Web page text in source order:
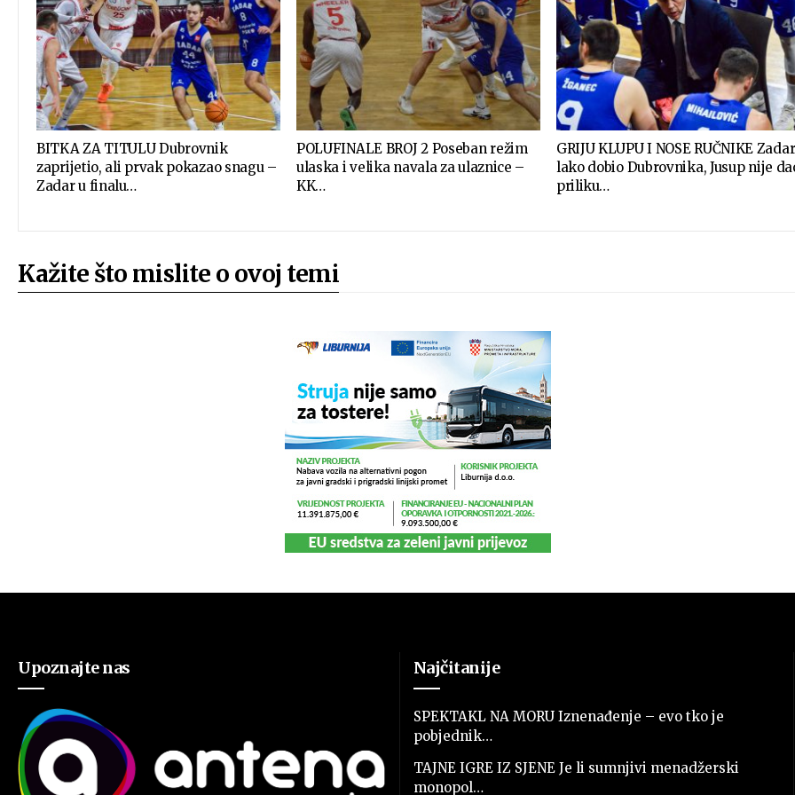
BITKA ZA TITULU Dubrovnik
zaprijetio, ali prvak pokazao snagu –
Zadar u finalu…
POLUFINALE BROJ 2 Poseban režim
ulaska i velika navala za ulaznice –
KK…
GRIJU KLUPU I NOSE RUČNIKE Zadar
lako dobio Dubrovnika, Jusup nije
priliku…
Kažite što mislite o ovoj temi
Upoznajte nas Najčitanije
SPEKTAKL NA MORU Iznenađenje – evo tko je
pobjednik…
TAJNE IGRE IZ SJENE Je li sumnjivi menadžerski
monopol…